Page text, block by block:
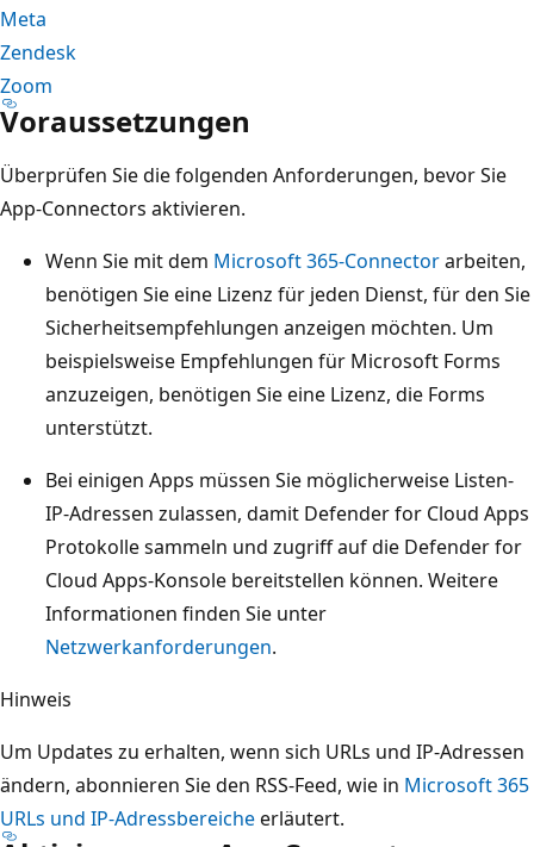
Meta
Zendesk
Zoom
Voraussetzungen
Überprüfen Sie die folgenden Anforderungen, bevor Sie
App-Connectors aktivieren.
Wenn Sie mit dem Microsoft 365-Connectorarbeiten,
benötigen Sie eine Lizenz für jeden Dienst, für den Sie
Sicherheitsempfehlungen anzeigen möchten. Um
beispielsweise Empfehlungen für Microsoft Forms
anzuzeigen, benötigen Sie eine Lizenz, die Forms
unterstützt.
Bei einigen Apps müssen Sie möglicherweise Listen-
IP-Adressen zulassen, damit Defender for Cloud Apps
Protokolle sammeln und zugriff auf die Defender for
Cloud Apps-Konsole bereitstellen können. Weitere
Informationen finden Sie unter
Netzwerkanforderungen.
Hinweis
Um Updates zu erhalten, wenn sich URLs und IP-Adressen
ändern, abonnieren Sie den RSS-Feed, wie in Microsoft 365
URLs und IP-Adressbereicheerläutert.